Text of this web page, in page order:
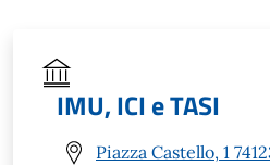
IMU, ICI e TASI
Piazza Castello, 1